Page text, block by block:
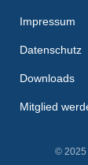
© 2025
Impressum
Datenschutz
Downloads
Mitglied